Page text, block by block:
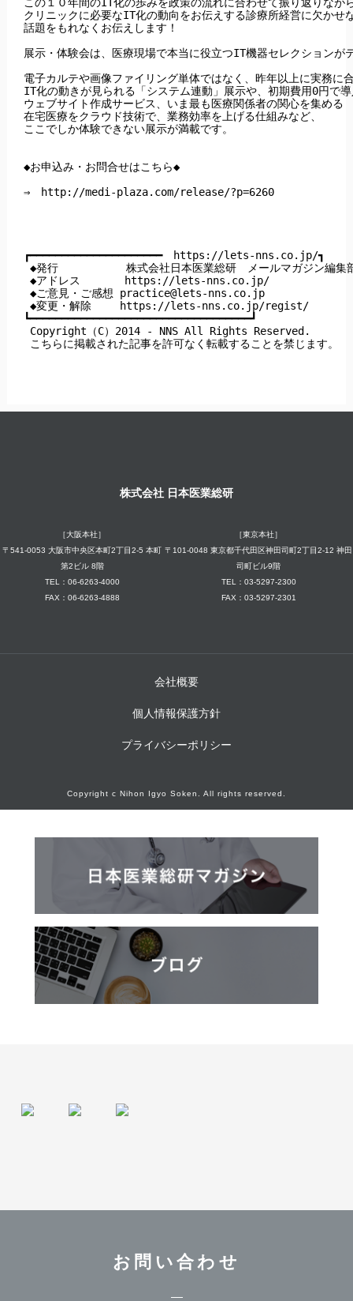
クリニックに必要なIT化の動向をお伝えする診療所経営に欠かせ
話題をもれなくお伝えします！
展示・体験会は、医療現場で本当に役立つIT機器セレクションが
電子カルテや画像ファイリング単体ではなく、昨年以上に実務に
IT化の動きが見られる「システム連動」展示や、初期費用0円で
ウェブサイト作成サービス、いま最も医療関係者の関心を集める
在宅医療をクラウド技術で、業務効率を上げる仕組みなど、
ここでしか体験できない展示が満載です。
◆お申込み・お問合せはこちら◆
⇒　http://medi-plaza.com/release/?p=6260
┏━━━━━━━━━━━━━━━━━━━━━　https://lets-nns.co.jp/┓
◆発行　         株式会社日本医業総研　メールマガジン編集
◆アドレス       https://lets-nns.co.jp/
◆ご意見・ご感想 practice@lets-nns.co.jp
◆変更・解除　　 https://lets-nns.co.jp/regist/
┗━━━━━━━━━━━━━━━━━━━━━━━━━━━━━━━━━━━┛
Copyright（C）2014 - NNS All Rights Reserved.
こちらに掲載された記事を許可なく転載することを禁じます。
株式会社 日本医業総研
［大阪本社］
〒541-0053 大阪市中央区本町2丁目2-5 本町
第2ビル 8階
TEL：06-6263-4000
FAX：06-6263-4888
［東京本社］
〒101-0048 東京都千代田区神田司町2丁目2-12 神田
司町ビル9階
TEL：03-5297-2300
FAX：03-5297-2301
会社概要
個人情報保護方針
プライバシーポリシー
Copyright c Nihon Igyo Soken. All rights reserved.
お問い合わせ